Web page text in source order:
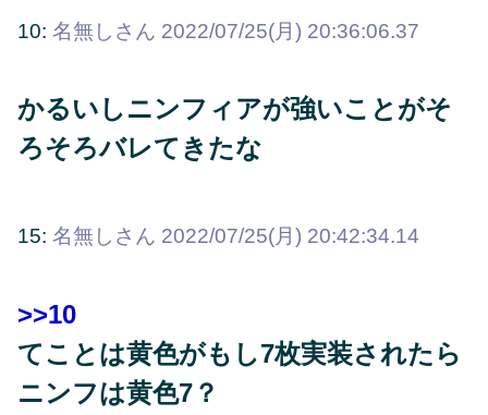
10: 名無しさん 2022/07/25(月) 20:36:06.37
かるいしニンフィアが強いことがそ
ろそろバレてきたな
15: 名無しさん 2022/07/25(月) 20:42:34.14
>>10
てことは黄色がもし7枚実装されたら
ニンフは黄色7？